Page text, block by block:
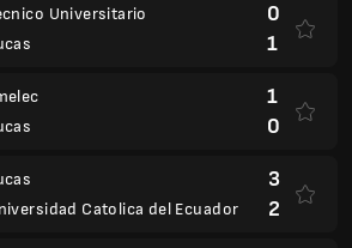
Universitario
0
1
1
0
Catolica del Ecuador
3
2